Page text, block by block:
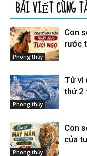
BÀI VIẾT CÙNG
Phong thủy
Con
rước
Phong thủy
Tử vi
thứ 2
Phong thủy
Con
của